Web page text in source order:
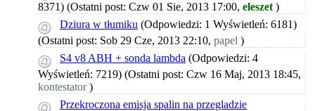
8371) (Ostatni post: Czw 01 Sie, 2013 17:00, eleszet )
Dziura w tłumiku (Odpowiedzi: 1 Wyświetleń: 6181)
(Ostatni post: Sob 29 Cze, 2013 22:10, papel )
S4 v8 ABH + sonda lambda (Odpowiedzi: 4
Wyświetleń: 7219) (Ostatni post: Czw 16 Maj, 2013 18:45,
kontestator)
Przekroczona emisja spalin na przegladzie